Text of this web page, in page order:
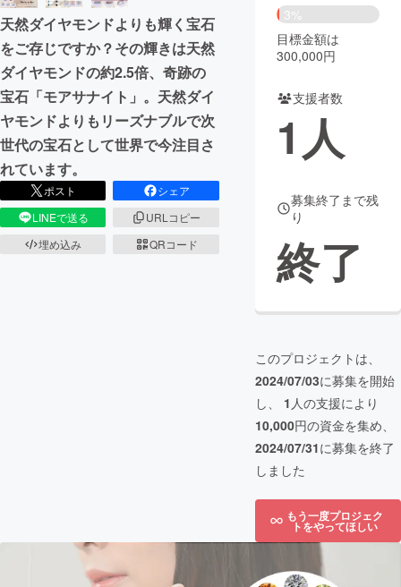
まちづくり・地域活性化
CAMPFIRE for Social Good
CAMPFIRE Creation
CAMPFIREふるさと納税machi-ya コミュニティ
天然ダイヤモンドよりも輝く宝石
をご存じですか？その輝きは天然
ダイヤモンドの約2.5倍、奇跡の
宝石「モアサナイト」。天然ダイ
ヤモンドよりもリーズナブルで次
世代の宝石として世界で今注目さ
れています。
ポスト
シェア
LINEで送る
URLコピー
埋め込み
QRコード
3%
目標金額は
300,000円
支援者数
1人
募集終了まで残
り
終了
このプロジェクトは、
2024/07/03に募集を開始
し、 1 人の支援により
10,000円の資金を集め、
2024/07/31に募集を終了
しました
もう一度プロジェク
トをやってほしい